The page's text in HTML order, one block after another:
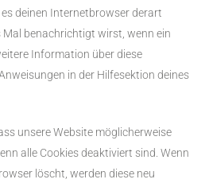
deinen Internetbrowser derart
benachrichtigt wirst, wenn ein
Information über diese
in der Hilfesektion deines
unsere Website möglicherweise
alle Cookies deaktiviert sind. Wenn
löscht, werden diese neu